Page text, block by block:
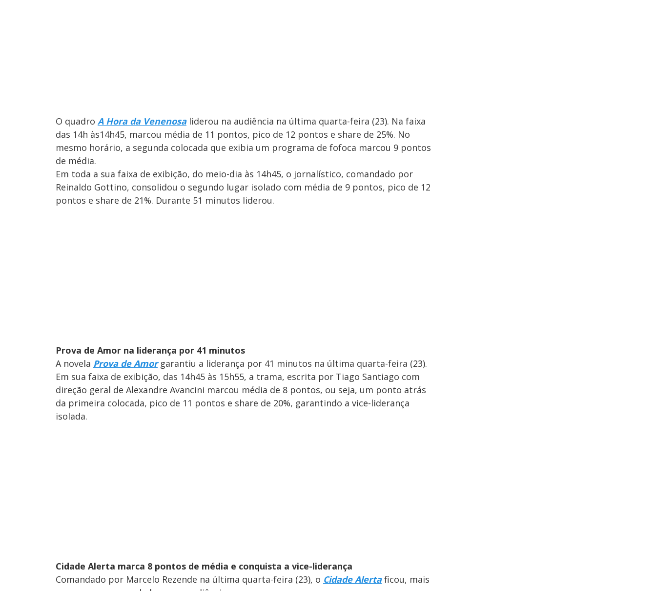
O quadro A Hora da Venenosaliderou na audiência na última quarta-feira (23). Na faixa
das 14h às14h45, marcou média de 11 pontos, pico de 12 pontos e share de 25%. No
mesmo horário, a segunda colocada que exibia um programa de fofoca marcou 9 pontos
de média.
Em toda a sua faixa de exibição, do meio-dia às 14h45, o jornalístico, comandado por
Reinaldo Gottino, consolidou o segundo lugar isolado com média de 9 pontos, pico de 12
pontos e share de 21%. Durante 51 minutos liderou.
Prova de Amor na liderança por 41 minutos
A novela Prova de Amorgarantiu a liderança por 41 minutos na última quarta-feira (23).
Em sua faixa de exibição, das 14h45 às 15h55, a trama, escrita por Tiago Santiago com
direção geral de Alexandre Avancini marcou média de 8 pontos, ou seja, um ponto atrás
da primeira colocada, pico de 11 pontos e share de 20%, garantindo a vice-liderança
isolada.
Cidade Alerta marca 8 pontos de média e conquista a vice-liderança
Comandado por Marcelo Rezende na última quarta-feira (23), o Cidade Alertaficou, mais